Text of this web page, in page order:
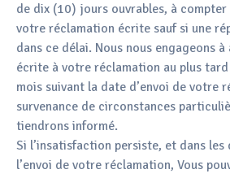
de dix (10) jours ouvrables, à compter
votre réclamation écrite sauf si une
dans ce délai. Nous nous engageons
écrite à votre réclamation au plus
mois suivant la date d’envoi de votre
survenance de circonstances
tiendrons informé.
Si l’insatisfaction persiste, et dans les
l’envoi de votre réclamation, Vous